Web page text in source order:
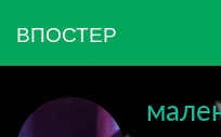
ВПОСТЕР